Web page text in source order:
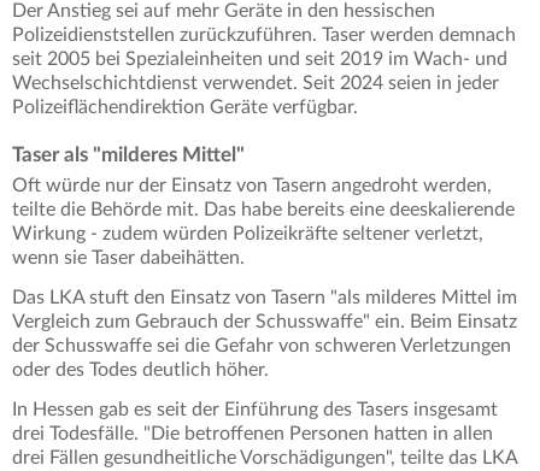
Der Anstieg sei auf mehr Geräte in den hessischen
Polizeidienststellen zurückzuführen. Taser werden demnach
seit 2005 bei Spezialeinheiten und seit 2019 im Wach- und
Wechselschichtdienst verwendet. Seit 2024 seien in jeder
Polizeiflächendirektion Geräte verfügbar.
Taser als "milderes Mittel"
Oft würde nur der Einsatz von Tasern angedroht werden,
teilte die Behörde mit. Das habe bereits eine deeskalierende
Wirkung - zudem würden Polizeikräfte seltener verletzt,
wenn sie Taser dabeihätten.
Das LKA stuft den Einsatz von Tasern "als milderes Mittel im
Vergleich zum Gebrauch der Schusswaffe" ein. Beim Einsatz
der Schusswaffe sei die Gefahr von schweren Verletzungen
oder des Todes deutlich höher.
In Hessen gab es seit der Einführung des Tasers insgesamt
drei Todesfälle. "Die betroffenen Personen hatten in allen
drei Fällen gesundheitliche Vorschädigungen", teilte das LKA